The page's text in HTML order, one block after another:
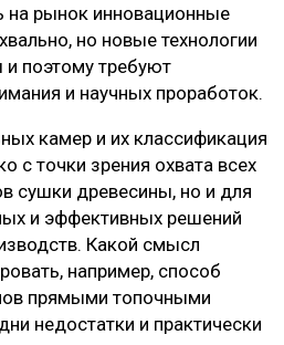
на рынок инновационные
но новые технологии
и поэтому требуют
и научных проработок.
камер и их классификация
с точки зрения охвата всех
сушки древесины, но и для
и эффективных решений
Какой смысл
например, способ
прямыми топочными
недостатки и практически